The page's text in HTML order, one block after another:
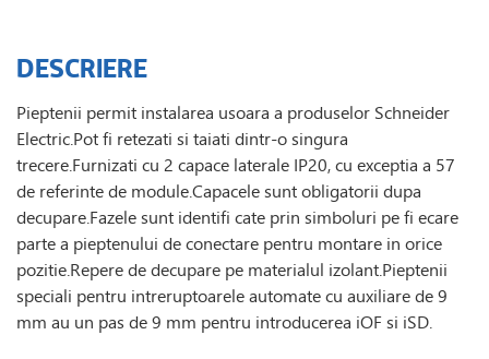
DESCRIERE
Pieptenii permit instalarea usoara a produselor Schneider
Electric.Pot fi retezati si taiati dintr-o singura
trecere.Furnizati cu 2 capace laterale IP20, cu exceptia a 57
de referinte de module.Capacele sunt obligatorii dupa
decupare.Fazele sunt identifi cate prin simboluri pe fi ecare
parte a pieptenului de conectare pentru montare in orice
pozitie.Repere de decupare pe materialul izolant.Pieptenii
speciali pentru intreruptoarele automate cu auxiliare de 9
mm au un pas de 9 mm pentru introducerea iOF si iSD.